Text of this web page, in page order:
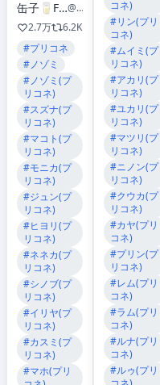
缶子🥛FANBOX &Patreon✨
@orz_can
2.7万
6.2K
#プリコネ
#ノゾミ
#ノゾミ(プ
リコネ)
#スズナ(プ
リコネ)
#マコト(プ
リコネ)
#モニカ(プ
リコネ)
#ジュン(プ
リコネ)
#ヒヨリ(プ
リコネ)
#ネネカ(プ
リコネ)
#シノブ(プ
リコネ)
#イリヤ(プ
リコネ)
#カスミ(プ
リコネ)
#マホ(プリ
コネ)
#リン(プリ
コネ)
#ムイミ(プ
リコネ)
#アカリ(プ
リコネ)
#ユカリ(プ
リコネ)
#マツリ(プ
リコネ)
#ニノン(プ
リコネ)
#クウカ(プ
リコネ)
#カヤ(プリ
コネ)
#プリン(プ
リコネ)
#レム(プリ
コネ)
#ラム(プリ
コネ)
#ルナ(プリ
コネ)
#ルゥ(プリ